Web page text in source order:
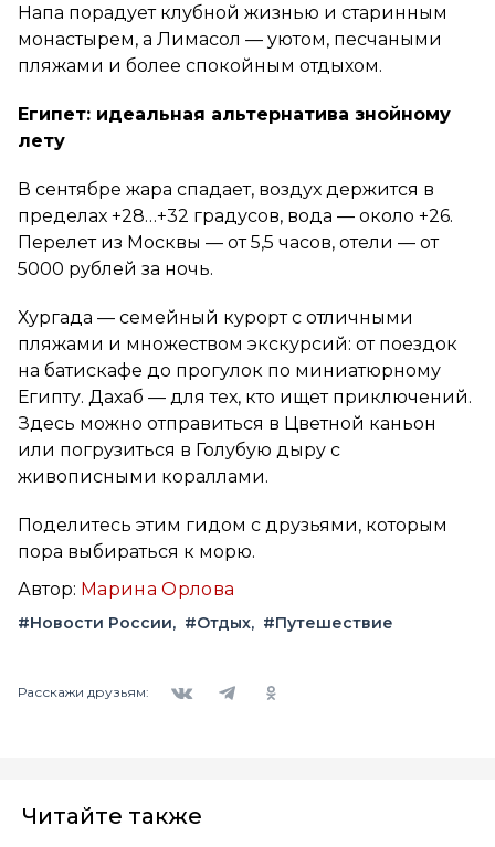
Напа порадует клубной жизнью и старинным
монастырем, а Лимасол — уютом, песчаными
пляжами и более спокойным отдыхом.
Египет: идеальная альтернатива знойному
лету
В сентябре жара спадает, воздух держится в
пределах +28…+32 градусов, вода — около +26.
Перелет из Москвы — от 5,5 часов, отели — от
5000 рублей за ночь.
Хургада — семейный курорт с отличными
пляжами и множеством экскурсий: от поездок
на батискафе до прогулок по миниатюрному
Египту. Дахаб — для тех, кто ищет приключений.
Здесь можно отправиться в Цветной каньон
или погрузиться в Голубую дыру с
живописными кораллами.
Поделитесь этим гидом с друзьями, которым
пора выбираться к морю.
Автор: Марина Орлова
#Новости России #Отдых #Путешествие
Расскажи друзьям:
Читайте также